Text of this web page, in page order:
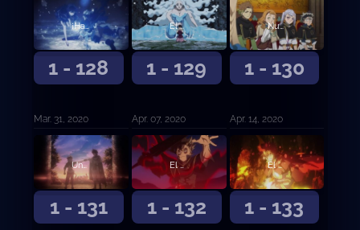
1 - 128
¡Hacia el Reino del Corazón!
Mar. 31, 2020
1 - 129
El diablo Megicula
Apr. 07, 2020
1 - 130
Nueva reunión de capitanes de orden
Apr. 14, 2020
1 - 131
Una nueva determinación
1 - 132
El despertar del león
1 - 133
El despertar del león (continuación)